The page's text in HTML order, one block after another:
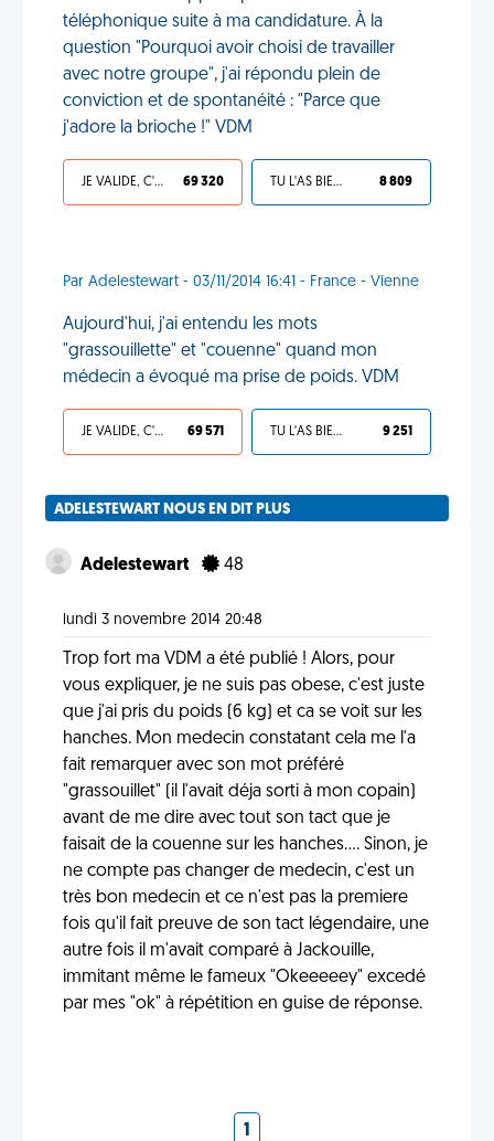
téléphonique suite à ma candidature. À la
question "Pourquoi avoir choisi de travailler
avec notre groupe", j'ai répondu plein de
conviction et de spontanéité : "Parce que
j'adore la brioche !" VDM
JE VALIDE, C'EST UNE VDM 69 320 TU L'AS BIEN MÉRITÉ 8 809
Par Adelestewart - 03/11/2014 16:41 - France - Vienne
Aujourd'hui, j'ai entendu les mots
"grassouillette" et "couenne" quand mon
médecin a évoqué ma prise de poids. VDM
JE VALIDE, C'EST UNE VDM 69 571 TU L'AS BIEN MÉRITÉ 9 251
ADELESTEWART NOUS EN DIT PLUS
Adelestewart 48
lundi 3 novembre 2014 20:48
Trop fort ma VDM a été publié ! Alors, pour
vous expliquer, je ne suis pas obese, c'est juste
que j'ai pris du poids (6 kg) et ca se voit sur les
hanches. Mon medecin constatant cela me l'a
fait remarquer avec son mot préféré
"grassouillet" (il l'avait déja sorti à mon copain)
avant de me dire avec tout son tact que je
faisait de la couenne sur les hanches.... Sinon, je
ne compte pas changer de medecin, c'est un
très bon medecin et ce n'est pas la premiere
fois qu'il fait preuve de son tact légendaire, une
autre fois il m'avait comparé à Jackouille,
immitant même le fameux "Okeeeeey" excedé
par mes "ok" à répétition en guise de réponse.
1